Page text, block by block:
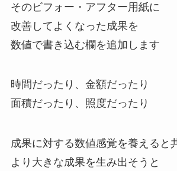
そのビフォー・アフター用紙に
改善してよくなった成果を
数値で書き込む欄を追加します
時間だったり、金額だったり
面積だったり、照度だったり
成果に対する数値感覚を養えると
より大きな成果を生み出そうと